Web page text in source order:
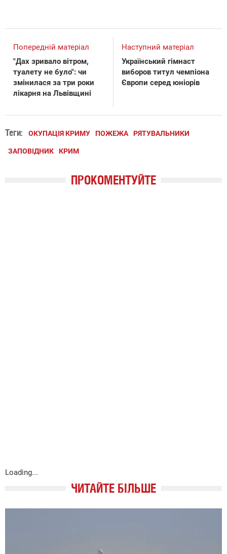
Попередній матеріал
"Дах зривало вітром,
туалету не було": чи
змінилася за три роки
лікарня на Львівщині
Наступний матеріал
Український гімнаст
виборов титул чемпіона
Європи серед юніорів
Теги: ОКУПАЦІЯ КРИМУ ПОЖЕЖА РЯТУВАЛЬНИКИ
ЗАПОВІДНИК КРИМ
ПРОКОМЕНТУЙТЕ
Loading...
ЧИТАЙТЕ БІЛЬШЕ